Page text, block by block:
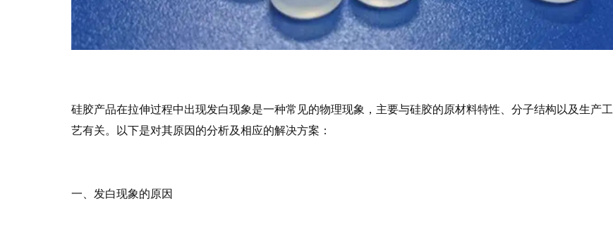
硅胶产品在拉伸过程中出现发白现象是一种常见的物理现象，主要与硅胶的原材料特性、分子结构以及生产工
艺有关。以下是对其原因的分析及相应的解决方案：
一、发白现象的原因